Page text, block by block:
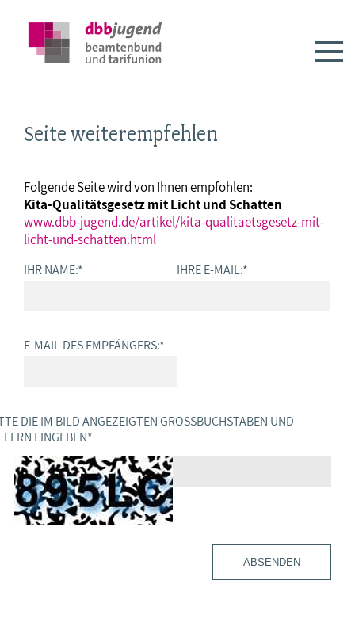
Seite weiterempfehlen
Folgende Seite wird von Ihnen empfohlen:
Kita-Qualitätsgesetz mit Licht und Schatten
www.dbb-jugend.de/artikel/kita-qualitaetsgesetz-mit-
licht-und-schatten.html
IHR NAME:* IHRE E-MAIL:*
E-MAIL DES EMPFÄNGERS:*
DIE IM BILD ANGEZEIGTEN GROSSBUCHSTABEN UND Z
EINGEBEN *
ABSENDEN